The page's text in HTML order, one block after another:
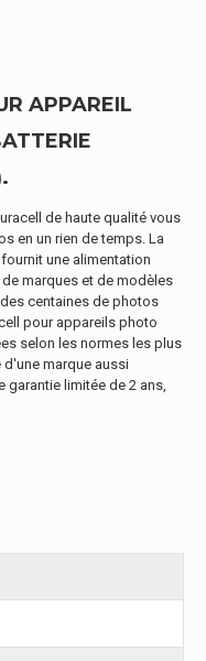
APPAREIL
de haute qualité vous
en un rien de temps. La
une alimentation
marques et de modèles
centaines de photos
pour appareils photo
selon les normes les plus
marque aussi
garantie limitée de 2 ans,